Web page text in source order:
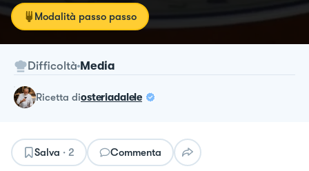
Modalità passo passo
Difficoltà Media
ricetta diosteriadalele
Salva · 2 Commenta